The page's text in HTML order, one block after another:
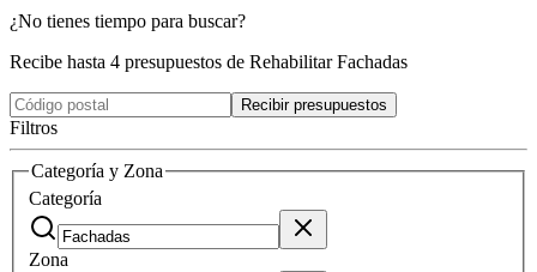
¿No tienes tiempo para buscar?
Recibe hasta 4 presupuestos de Rehabilitar Fachadas
Recibir presupuestos
Filtros
Categoría y Zona
Categoría
Zona